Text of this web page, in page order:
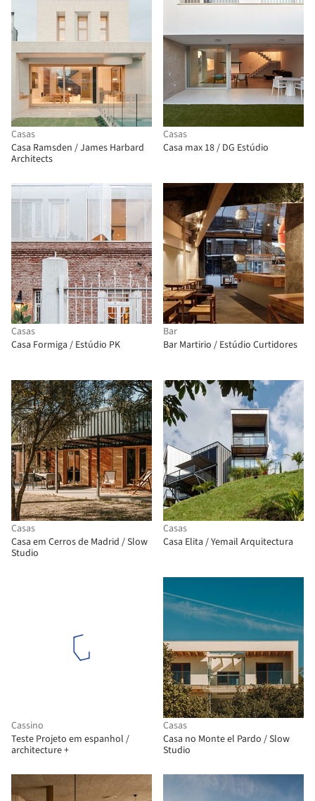
Casas
Casa Ramsden / James Harbard
Architects
Casas
Casa max 18 / DG Estúdio
Casas
Casa Formiga / Estúdio PK
Bar
Bar Martirio / Estúdio Curtidores
Casas
Casa em Cerros de Madrid / Slow
Studio
Casas
Casa Elita / Yemail Arquitectura
Cassino
Teste Projeto em espanhol /
architecture +
Casas
Casa no Monte el Pardo / Slow
Studio